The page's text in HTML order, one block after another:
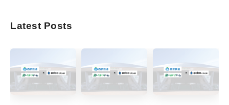
Latest Posts